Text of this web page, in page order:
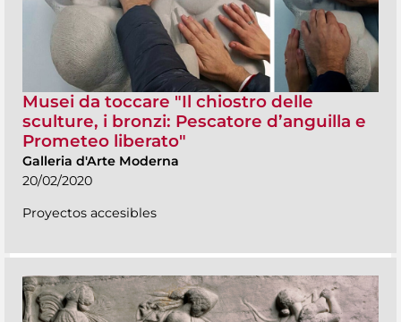
Musei da toccare "Il chiostro delle
sculture, i bronzi: Pescatore d’anguilla e
Prometeo liberato"
Galleria d'Arte Moderna
20/02/2020
Proyectos accesibles